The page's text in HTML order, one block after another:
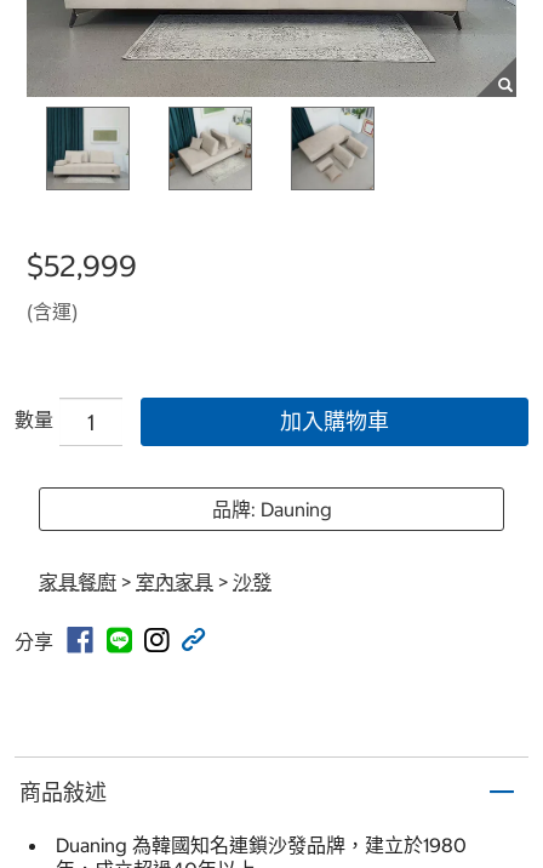
$52,999
(含運)
數量 加入購物車
品牌: Dauning
家具餐廚 > 室內家具 > 沙發
分享
商品敍述
Duaning 為韓國知名連鎖沙發品牌，建立於1980